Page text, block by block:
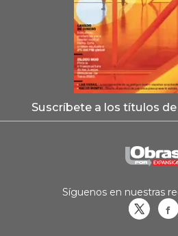
Suscríbete a los títulos
Síguenos en nuestras